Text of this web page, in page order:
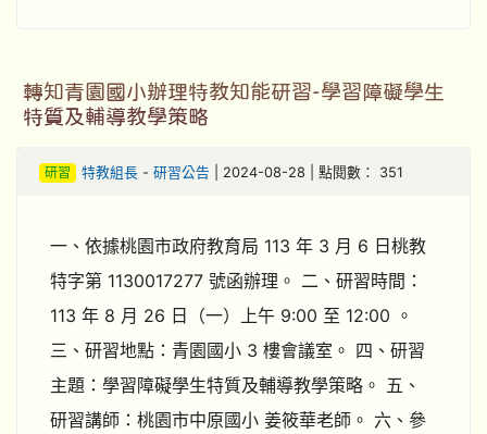
轉知青園國小辦理特教知能研習-學習障礙學生
特質及輔導教學策略
研習 特教組長- 研習公告 | 2024-08-28 | 點閱數： 351
一、依據桃園市政府教育局 113 年 3 月 6 日桃教
特字第 1130017277 號函辦理。 二、研習時間：
113 年 8 月 26 日（一）上午 9:00 至 12:00 。
三、研習地點：青園國小 3 樓會議室。 四、研習
主題：學習障礙學生特質及輔導教學策略。 五、
研習講師：桃園市中原國小 姜筱華老師。 六、參